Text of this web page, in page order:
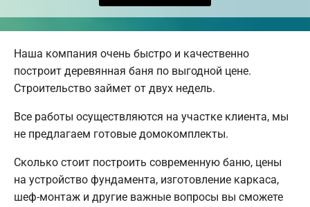
Наша компания очень быстро и качественно
построит деревянная баня по выгодной цене.
Строительство займет от двух недель.
Все работы осуществляются на участке клиента, мы
не предлагаем готовые домокомплекты.
Сколько стоит построить современную баню, цены
на устройство фундамента, изготовление каркаса,
шеф-монтаж и другие важные вопросы вы сможете